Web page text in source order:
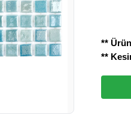
**
**